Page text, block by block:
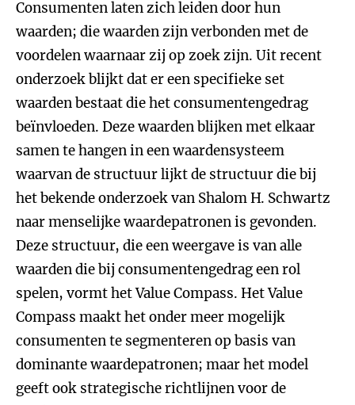
Consumenten laten zich leiden door hun
waarden; die waarden zijn verbonden met de
voordelen waarnaar zij op zoek zijn. Uit recent
onderzoek blijkt dat er een specifieke set
waarden bestaat die het consumentengedrag
beïnvloeden. Deze waarden blijken met elkaar
samen te hangen in een waardensysteem
waarvan de structuur lijkt de structuur die bij
het bekende onderzoek van Shalom H. Schwartz
naar menselijke waardepatronen is gevonden.
Deze structuur, die een weergave is van alle
waarden die bij consumentengedrag een rol
spelen, vormt het Value Compass. Het Value
Compass maakt het onder meer mogelijk
consumenten te segmenteren op basis van
dominante waardepatronen; maar het model
geeft ook strategische richtlijnen voor de